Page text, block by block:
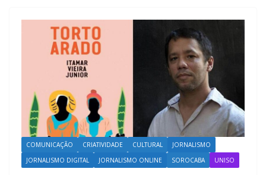
COMUNICAÇÃO CRIATIVIDADE CULTURAL
JORNALISMO
JORNALISMO DIGITAL
JORNALISMO ONLINE SOROCABA UNISO